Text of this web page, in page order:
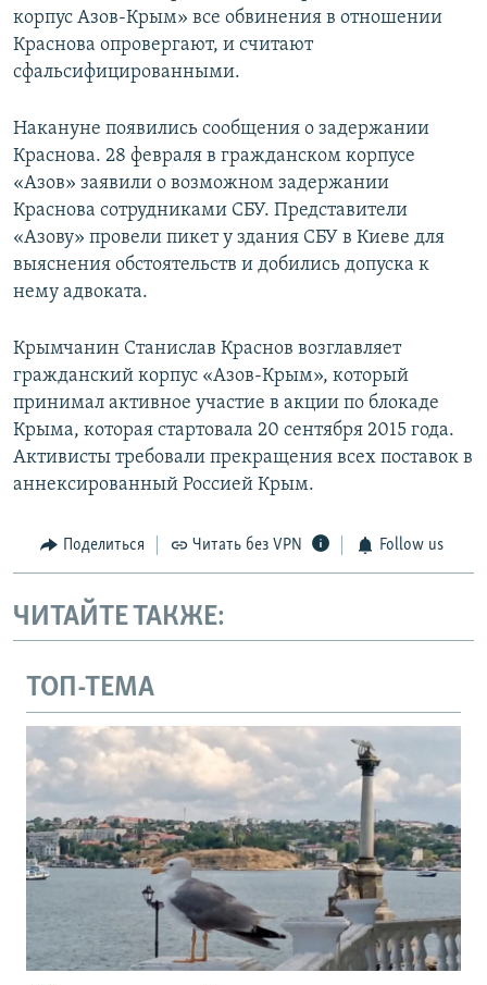
корпус Азов-Крым» все обвинения в отношении
Краснова опровергают, и считают
сфальсифицированными.
Накануне появились сообщения о задержании
Краснова. 28 февраля в гражданском корпусе
«Азов» заявили о возможном задержании
Краснова сотрудниками СБУ. Представители
«Азову» провели пикет у здания СБУ в Киеве для
выяснения обстоятельств и добились допуска к
нему адвоката.
Крымчанин Станислав Краснов возглавляет
гражданский корпус «Азов-Крым», который
принимал активное участие в акции по блокаде
Крыма, которая стартовала 20 сентября 2015 года.
Активисты требовали прекращения всех поставок в
аннексированный Россией Крым.
Поделиться Читать без VPN Follow us
ЧИТАЙТЕ ТАКЖЕ:
ТОП-ТЕМА